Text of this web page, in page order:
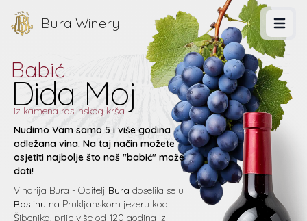
Bura Winery Menu
Babić
Dida Moj
iz kamena raslinskog krša
Nudimo Vam samo 5 i više godina
odležana vina. Na taj način možete
osjetiti najbolje što naš "babić" može
dati!
Vinarija Bura - Obitelj Bura doselila se u
Raslinu na Prukljanskom jezeru kod
Šibenika, prije više od 120 godina iz